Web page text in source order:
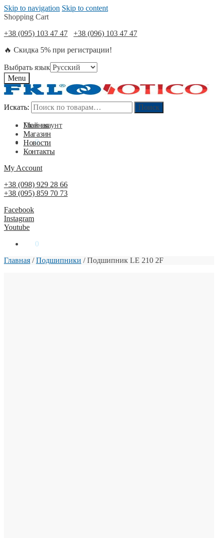
Skip to navigation Skip to content
Shopping Cart
+38 (095) 103 47 47
+38 (096) 103 47 47
🔥 Скидка 5% при регистрации!
Выбрать язык
Menu
Искать: Поиск
Мой акаунт
0₴ 0
Искать: Поиск
Главная
Магазин
Новости
Контакты
My Account
+38 (098) 929 28 66
+38 (095) 859 70 73
Facebook
Instagram
Youtube
0
Главная /Подшипники /Подшипник LE 210 2F